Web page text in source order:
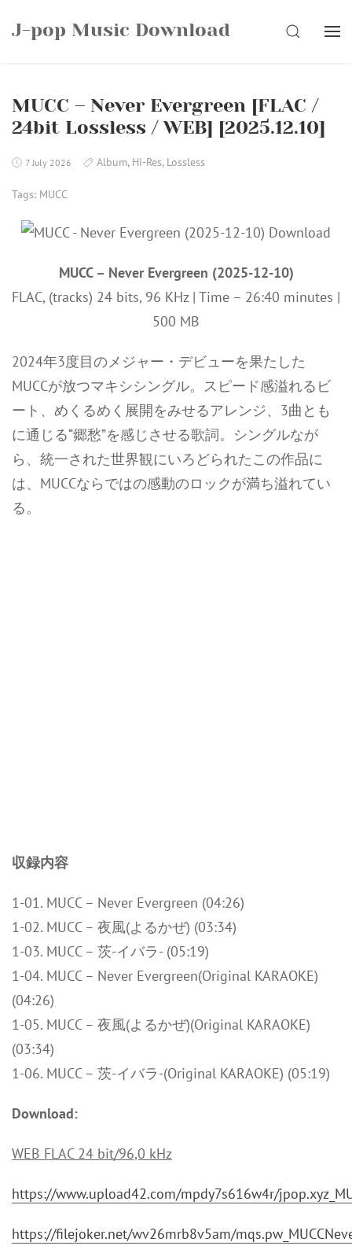
J-pop Music Download SEARCH
MUCC – Never Evergreen [FLAC /
24bit Lossless / WEB] [2025.12.10]
7 July 2026 Album, Hi-Res, Lossless
Tags: MUCC
MUCC – Never Evergreen (2025-12-10)
FLAC, (tracks) 24 bits, 96 KHz | Time – 26:40 minutes |
500 MB
2024年3度目のメジャー・デビューを果たした
MUCCが放つマキシシングル。スピード感溢れるビ
ート、めくるめく展開をみせるアレンジ、3曲とも
に通じる“郷愁”を感じさせる歌詞。シングルなが
ら、統一された世界観にいろどられたこの作品に
は、MUCCならではの感動のロックが満ち溢れてい
る。
収録内容
1-01. MUCC – Never Evergreen (04:26)
1-02. MUCC – 夜風(よるかぜ) (03:34)
1-03. MUCC – 茨-イバラ- (05:19)
1-04. MUCC – Never Evergreen(Original KARAOKE)
(04:26)
1-05. MUCC – 夜風(よるかぜ)(Original KARAOKE)
(03:34)
1-06. MUCC – 茨-イバラ-(Original KARAOKE) (05:19)
Download:
WEB FLAC 24 bit/96,0 kHz
https://www.upload42.com/mpdy7s616w4r/
https://filejoker.net/wv26mrb8v5am/